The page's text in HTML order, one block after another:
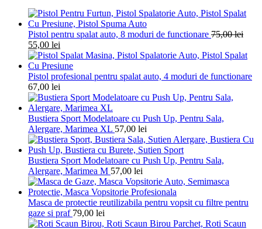
Pistol pentru spalat auto, 8 moduri de functionare 75,00lei
55,00 lei
Pistol profesional pentru spalat auto, 4 moduri de functionare
67,00 lei
Bustiera Sport Modelatoare cu Push Up, Pentru Sala,
Alergare, Marimea XL 57,00 lei
Bustiera Sport Modelatoare cu Push Up, Pentru Sala,
Alergare, Marimea M 57,00 lei
Masca de protectie reutilizabila pentru vopsit cu filtre pentru
gaze si praf 79,00 lei